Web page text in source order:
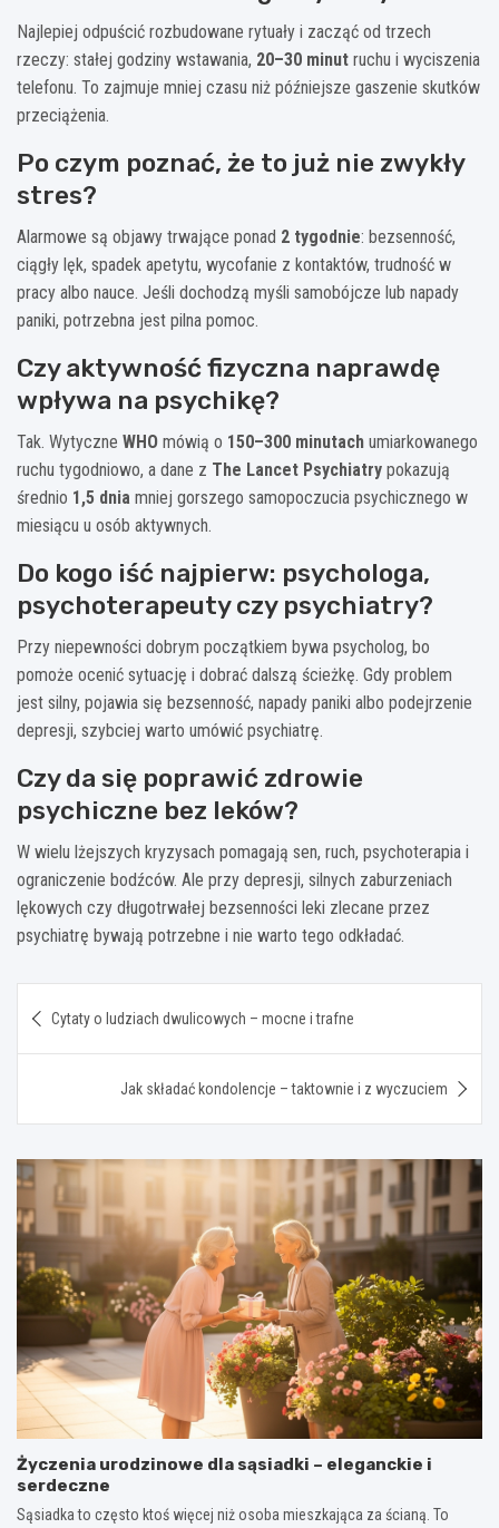
Najlepiej odpuścić rozbudowane rytuały i zacząć od trzech
rzeczy: stałej godziny wstawania, 20–30 minut ruchu i wyciszenia
telefonu. To zajmuje mniej czasu niż późniejsze gaszenie skutków
przeciążenia.
Po czym poznać, że to już nie zwykły
stres?
Alarmowe są objawy trwające ponad 2 tygodnie: bezsenność,
ciągły lęk, spadek apetytu, wycofanie z kontaktów, trudność w
pracy albo nauce. Jeśli dochodzą myśli samobójcze lub napady
paniki, potrzebna jest pilna pomoc.
Czy aktywność fizyczna naprawdę
wpływa na psychikę?
Tak. Wytyczne WHO mówią o 150–300 minutach umiarkowanego
ruchu tygodniowo, a dane z The Lancet Psychiatry pokazują
średnio 1,5 dnia mniej gorszego samopoczucia psychicznego w
miesiącu u osób aktywnych.
Do kogo iść najpierw: psychologa,
psychoterapeuty czy psychiatry?
Przy niepewności dobrym początkiem bywa psycholog, bo
pomoże ocenić sytuację i dobrać dalszą ścieżkę. Gdy problem
jest silny, pojawia się bezsenność, napady paniki albo podejrzenie
depresji, szybciej warto umówić psychiatrę.
Czy da się poprawić zdrowie
psychiczne bez leków?
W wielu lżejszych kryzysach pomagają sen, ruch, psychoterapia i
ograniczenie bodźców. Ale przy depresji, silnych zaburzeniach
lękowych czy długotrwałej bezsenności leki zlecane przez
psychiatrę bywają potrzebne i nie warto tego odkładać.
wpisu
Cytaty o ludziach dwulicowych – mocne i trafne
Jak składać kondolencje – taktownie i z wyczuciem
Życzenia urodzinowe dla sąsiadki – eleganckie i
serdeczne
Sąsiadka to często ktoś więcej niż osoba mieszkająca za ścianą. To